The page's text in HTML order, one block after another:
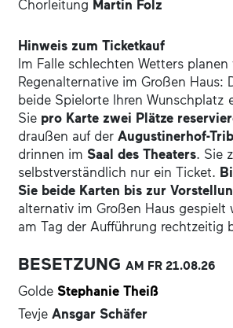
Chorleitung Martin Folz
Hinweis zum Ticketkauf
Im Falle schlechten Wetters planen
Regenalternative im Großen Haus:
beide Spielorte Ihren Wunschplatz
Sie pro Karte zwei Plätze
draußen auf derAugustinerhof-
drinnen im Saal des Theaters. Sie
selbstverständlich nur ein Ticket.
Sie beide Karten bis zur
alternativ im Großen Haus gespielt
am Tag der Aufführung rechtzeitig
BESETZUNGAM FR21.08.26
Golde Stephanie Theiß
Tevje Ansgar Schäfer